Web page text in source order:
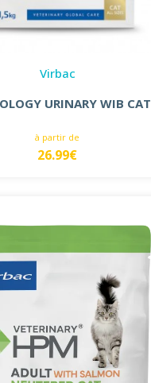
Virbac
URINARY WIB CAT
à partir de
26.99€